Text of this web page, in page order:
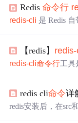
Redis命令行
redis-cli 是 Redis
【redis】
redis-cli命令行工具
redis cli命令详
redis安装后，在src